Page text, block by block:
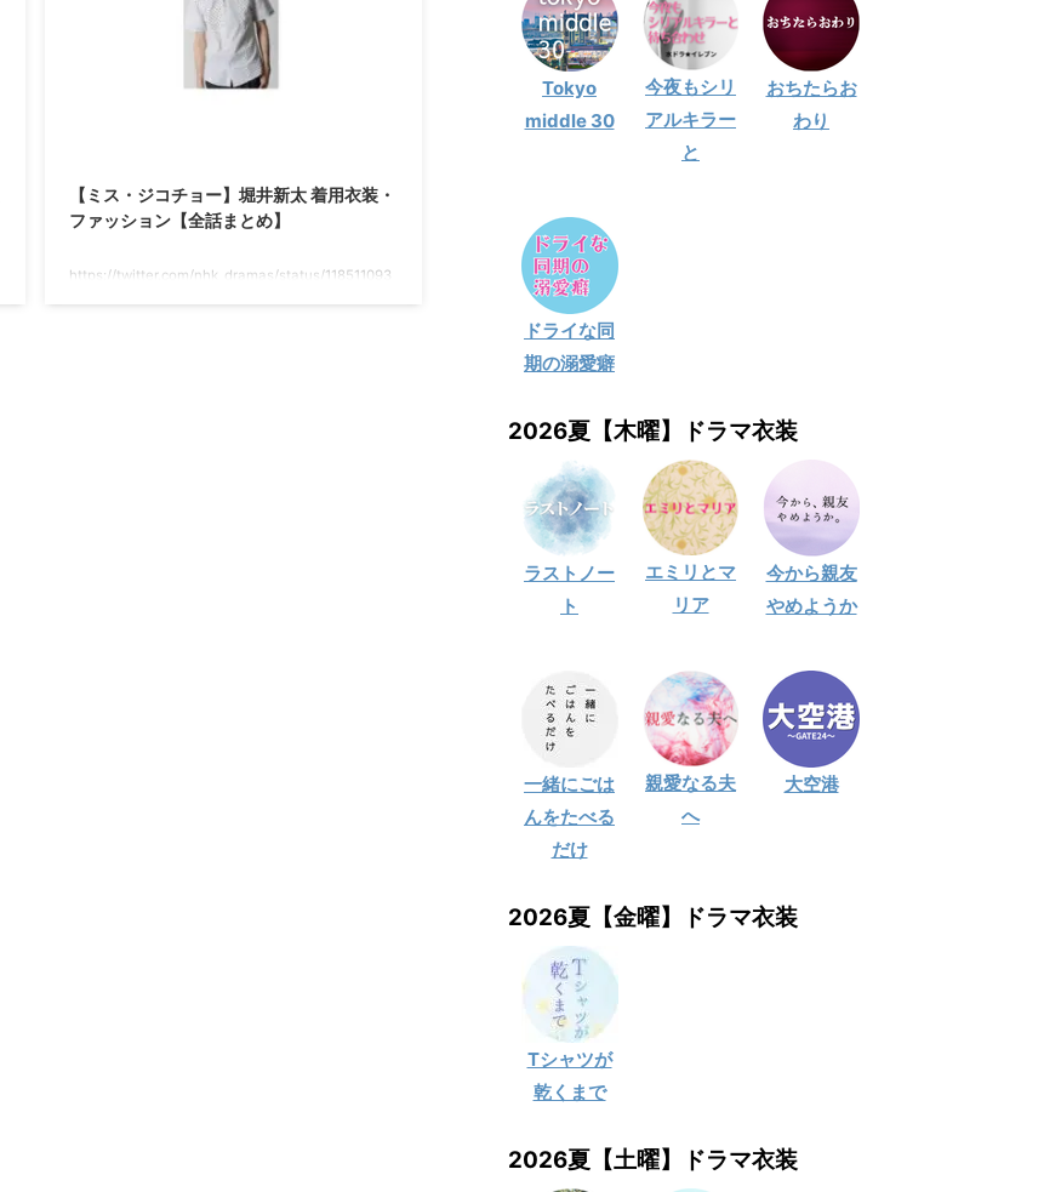
真奈子(あまの・まなこ)役の松雪泰子さんが【ミ
ス・ジコチョー～天才・天ノ教 ...
【ミス・ジコチョー】堀井新太 着用衣装・
ファッション【全話まとめ】
https://twitter.com/nhk_dramas/status/118511093
Tokyo
middle 30
今夜もシリ
アルキラー
と
おちたらお
わり
ドライな同
期の溺愛癖
2026夏【木曜】ドラマ衣装
ラストノー
ト
エミリとマ
リア
今から親友
やめようか
一緒にごは
んをたべる
だけ
親愛なる夫
へ
大空港
2026夏【金曜】ドラマ衣装
Tシャツが
乾くまで
2026夏【土曜】ドラマ衣装